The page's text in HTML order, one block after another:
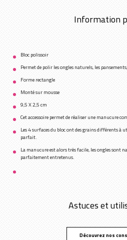
Information
Bloc polissoir
Permet de polir les ongles naturels, les
Forme rectangle
Monté sur mousse
9,5 X 2,5 cm
Cet accessoire permet de réaliser une manucure
Les 4 surfaces du bloc ont des grains différents à
parfait.
La manucure est alors très facile, les ongles sont
parfaitement entretenus.
Astuces et
Découvrez nos